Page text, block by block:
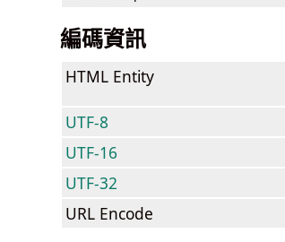
編碼資訊
HTML Entity
UTF-8
UTF-16
UTF-32
URL Encode